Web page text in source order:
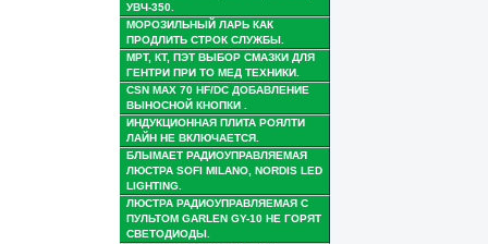
УВЧ-350.
МОРОЗИЛЬНЫЙ ЛАРЬ КАК
ПРОДЛИТЬ СТРОК СЛУЖБЫ.
МРТ, КТ, ПЭТ ВЫБОР СМАЗКИ ДЛЯ
ГЕНТРИ ПРИ ТО МЕД ТЕХНИКИ.
CSN MAX 70 HF/DC ДОБАВЛЕНИЕ
ВЫНОСНОЙ КНОПКИ .
ИНДУКЦИОННАЯ ПЛИТА РОЯЛТИ
ЛАЙН НЕ ВКЛЮЧАЕТСЯ.
БЛЫМАЕТ РАДИОУПРАВЛЯЕМАЯ
ЛЮСТРА SOFI MILANO, NORDIS LED
LIGHTING.
ЛЮСТРА РАДИОУПРАВЛЯЕМАЯ С
ПУЛЬТОМ GARLEN GY-10 НЕ ГОРЯТ
СВЕТОДИОДЫ.